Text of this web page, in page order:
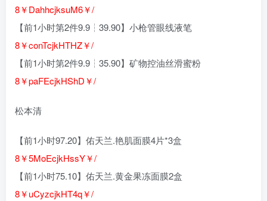
8￥DahhcjksuM6￥/
【前1小时第2件9.9┆39.90】小枪管眼线液笔
8￥conTcjkHTHZ￥/
【前1小时第2件9.9┆35.90】矿物控油丝滑蜜粉
8￥paFEcjkHShD￥/
松本清
【前1小时97.20】佑天兰.艳肌面膜4片*3盒
8￥5MoEcjkHssY￥/
【前1小时75.10】佑天兰.黄金果冻面膜2盒
8￥uCyzcjkHT4q￥/